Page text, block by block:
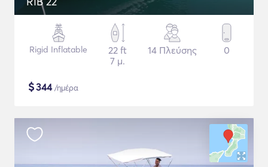
Rigid Inflatable
22 ft
7 μ.
14 Πλεύσης 0
$344/ημέρα